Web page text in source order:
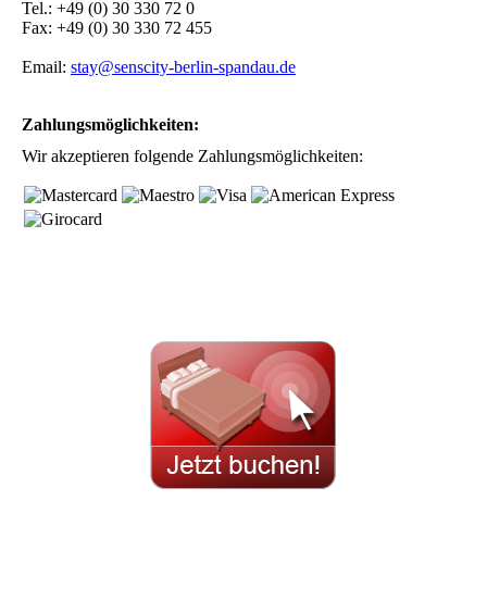
Tel.: +49 (0) 30 330 72 0
Fax: +49 (0) 30 330 72 455
Email: stay@senscity-berlin-spandau.de
Zahlungsmöglichkeiten:
Wir akzeptieren folgende Zahlungsmöglichkeiten: